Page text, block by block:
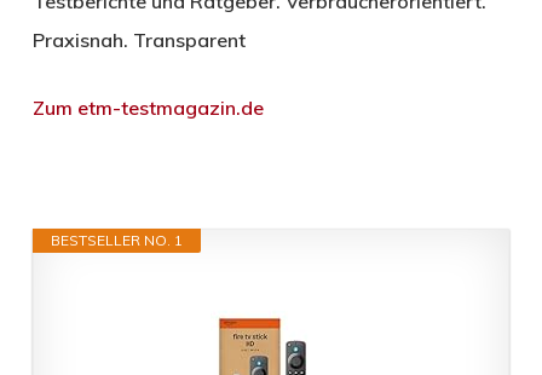
Praxisnah. Transparent
Zum etm-testmagazin.de
BESTSELLER NO. 1